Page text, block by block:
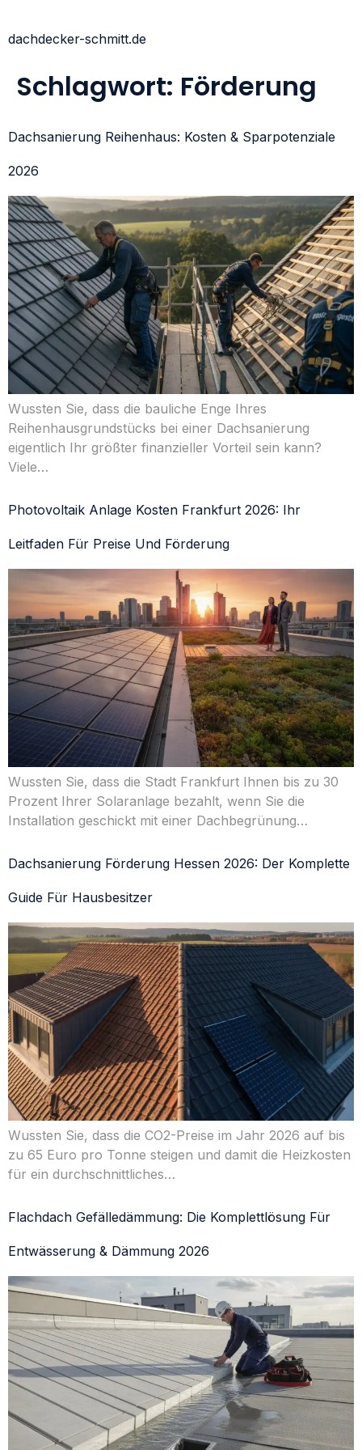
dachdecker-schmitt.de
Schlagwort: Förderung
Dachsanierung Reihenhaus: Kosten & Sparpotenziale
2026
Wussten Sie, dass die bauliche Enge Ihres
Reihenhausgrundstücks bei einer Dachsanierung
eigentlich Ihr größter finanzieller Vorteil sein kann?
Viele…
Photovoltaik Anlage Kosten Frankfurt 2026: Ihr
Leitfaden Für Preise Und Förderung
Wussten Sie, dass die Stadt Frankfurt Ihnen bis zu 30
Prozent Ihrer Solaranlage bezahlt, wenn Sie die
Installation geschickt mit einer Dachbegrünung…
Dachsanierung Förderung Hessen 2026: Der Komplette
Guide Für Hausbesitzer
Wussten Sie, dass die CO2-Preise im Jahr 2026 auf bis
zu 65 Euro pro Tonne steigen und damit die Heizkosten
für ein durchschnittliches…
Flachdach Gefälledämmung: Die Komplettlösung Für
Entwässerung & Dämmung 2026